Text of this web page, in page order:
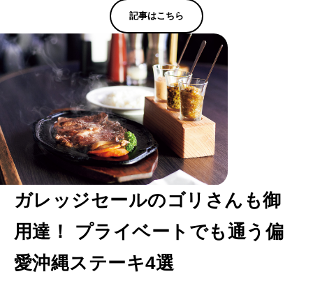
記事はこちら
ガレッジセールのゴリさんも御
用達！ プライベートでも通う偏
愛沖縄ステーキ4選